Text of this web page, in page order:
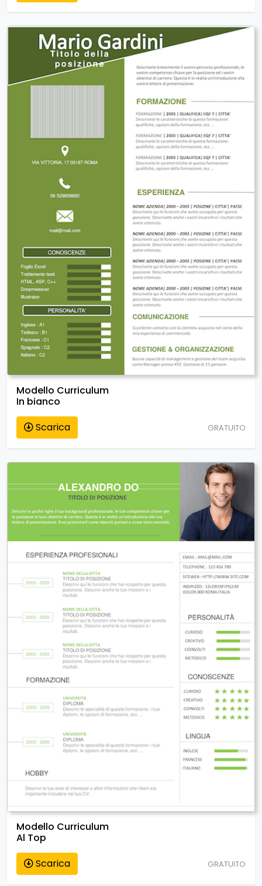
Modello Curriculum
In bianco
Scarica
GRATUITO
Modello Curriculum
Al Top
Scarica
GRATUITO